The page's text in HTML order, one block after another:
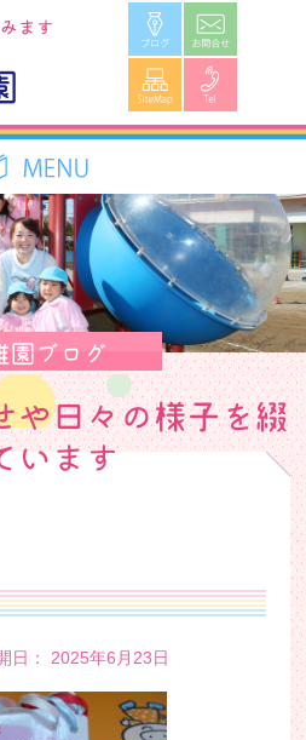
ます ブログ
SiteMap
園ブログ
や日々の様子を綴
います
： 2025年6月23日